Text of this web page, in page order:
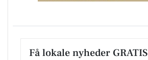
Få lokale nyheder GRATIS